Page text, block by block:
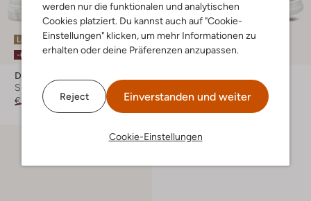
werden nur die funktionalen und analytischen
Cookies platziert. Du kannst auch auf "Cookie-
Einstellungen" klicken, um mehr Informationen zu
erhalten oder deine Präferenzen anzupassen.
Reject Einverstanden und weiter
Cookie-Einstellungen
Letzter Artikel
-60%
Develab
Sneaker Low
€ 104,95
€ 41,99
-40%
€ 79,99 € 47,99